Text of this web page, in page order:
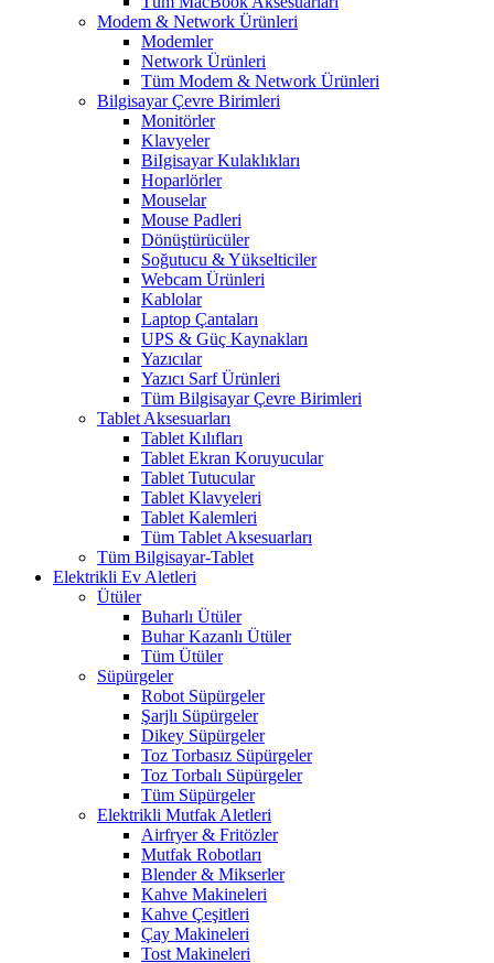
Modem & Network Ürünleri
Modemler
Network Ürünleri
Tüm Modem & Network Ürünleri
Bilgisayar Çevre Birimleri
Monitörler
Klavyeler
BiIgisayar Kulaklıkları
Hoparlörler
Mouselar
Mouse Padleri
Dönüştürücüler
Soğutucu & Yükselticiler
Webcam Ürünleri
Kablolar
Laptop Çantaları
UPS & Güç Kaynakları
Yazıcılar
Yazıcı Sarf Ürünleri
Tüm Bilgisayar Çevre Birimleri
Tablet Aksesuarları
Tablet Kılıfları
Tablet Ekran Koruyucular
Tablet Tutucular
Tablet Klavyeleri
Tablet Kalemleri
Tüm Tablet Aksesuarları
Tüm Bilgisayar-Tablet
Elektrikli Ev Aletleri
Ütüler
Buharlı Ütüler
Buhar Kazanlı Ütüler
Tüm Ütüler
Süpürgeler
Robot Süpürgeler
Şarjlı Süpürgeler
Dikey Süpürgeler
Toz Torbasız Süpürgeler
Toz Torbalı Süpürgeler
Tüm Süpürgeler
Elektrikli Mutfak Aletleri
Airfryer & Fritözler
Mutfak Robotları
Blender & Mikserler
Kahve Makineleri
Kahve Çeşitleri
Çay Makineleri
Tost Makineleri